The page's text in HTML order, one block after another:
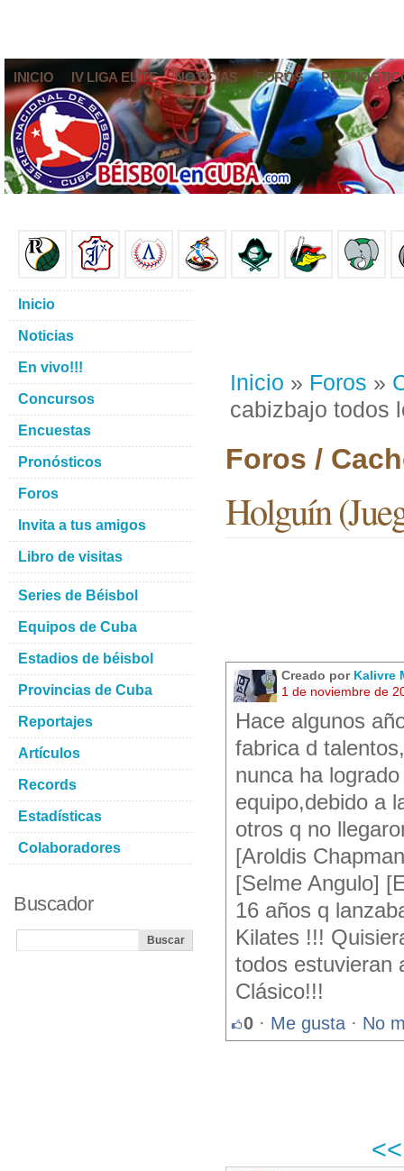
INICIO IV LIGA ELITE NOTICIAS FOROS
Inicio » Foros »
cabizbajo todos
Foros /
Holguín
Creado por Kalivre
1 de noviembre de
Hace algunos
fabrica d
nunca ha
equipo,debido a
otros q no
[Aroldis
[Selme Angulo]
16 años q
Kilates !!!
todos estuvieran
Clásico!!!
0 · Me gusta · No
Inicio
Noticias
En vivo!!!
Concursos
Encuestas
Pronósticos
Foros
Invita a tus amigos
Libro de visitas
Series de Béisbol
Equipos de Cuba
Estadios de béisbol
Provincias de Cuba
Reportajes
Artículos
Records
Estadísticas
Colaboradores
Buscador